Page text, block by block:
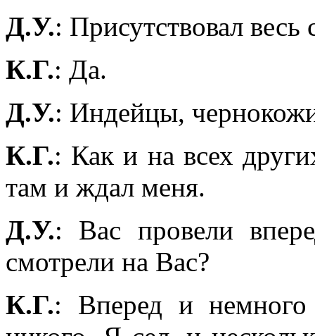
Д.У.: Присутствовал весь
К.Г.: Да.
Д.У.: Индейцы,
К.Г.: Как и на всех
там и ждал меня.
Д.У.: Вас провели
смотрели на Вас?
К.Г.: Вперед и